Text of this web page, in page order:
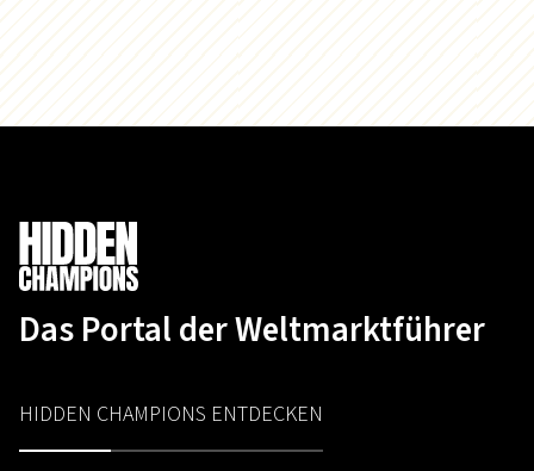
Das Portal der Weltmarktführer
HIDDEN CHAMPIONS ENTDECKEN